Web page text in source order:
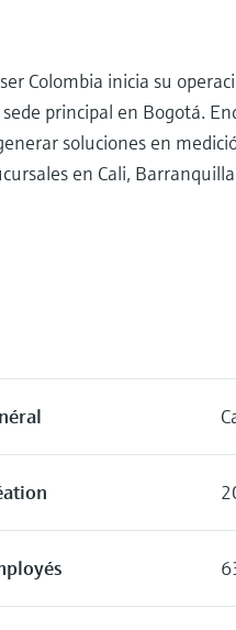
Colombia inicia su
principal en Bogotá.
soluciones en
en Cali,